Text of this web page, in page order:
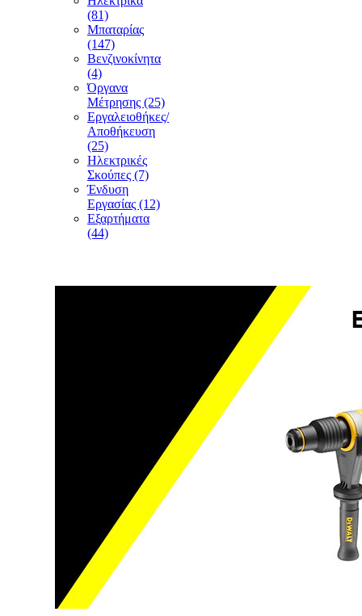
(81)
Μπαταρίας
(147)
Βενζινοκίνητα
(4)
Όργανα
Μέτρησης (25)
Εργαλειοθήκες/
Αποθήκευση
(25)
Ηλεκτρικές
Σκούπες (7)
Ένδυση
Εργασίας (12)
Εξαρτήματα
(44)